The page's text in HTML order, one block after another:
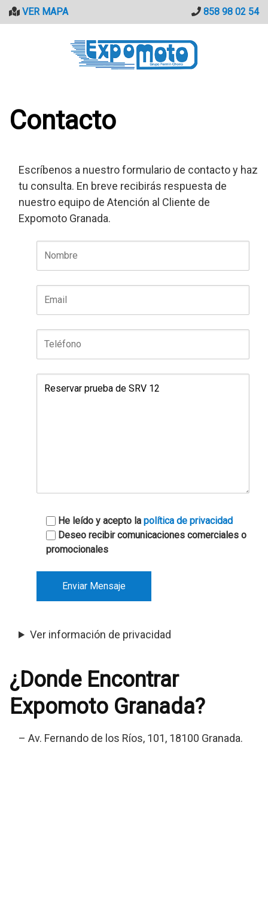
SaltarVER MAPA 858 98 02 54
Contacto
Escríbenos a nuestro formulario de contacto y haz
tu consulta. En breve recibirás respuesta de
nuestro equipo de Atención al Cliente de
Expomoto Granada.
He leído y acepto la política de privacidad
Deseo recibir comunicaciones comerciales o
promocionales
Ver información de privacidad
¿Donde Encontrar
Expomoto Granada?
– Av. Fernando de los Ríos, 101, 18100 Granada.